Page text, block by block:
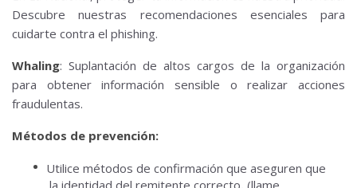
Descubre nuestras recomendaciones esenciales para
cuidarte contra el phishing.
Whaling: Suplantación de altos cargos de la organización
para obtener información sensible o realizar acciones
fraudulentas.
Métodos de prevención:
Utilice métodos de confirmación que aseguren que
la identidad del remitente correcto, (llame